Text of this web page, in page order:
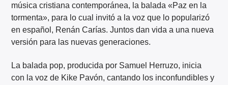
música cristiana contemporánea, la balada «Paz en la
tormenta», para lo cual invitó a la voz que lo popularizó
en español, Renán Carías. Juntos dan vida a una nueva
versión para las nuevas generaciones.
La balada pop, producida por Samuel Herruzo, inicia
con la voz de Kike Pavón, cantando los inconfundibles y